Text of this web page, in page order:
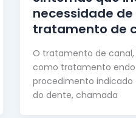
necessidade
tratamento de
O tratamento de
como tratamento
procedimento
do dente, chamada